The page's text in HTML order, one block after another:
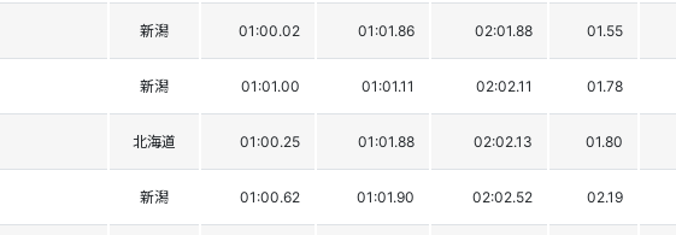
新潟 01:00.02 01:01.86 02:01.88 01.55
新潟 01:01.00 01:01.11 02:02.11 01.78
北海道 01:00.25 01:01.88 02:02.13 01.80
新潟 01:00.62 01:01.90 02:02.52 02.19